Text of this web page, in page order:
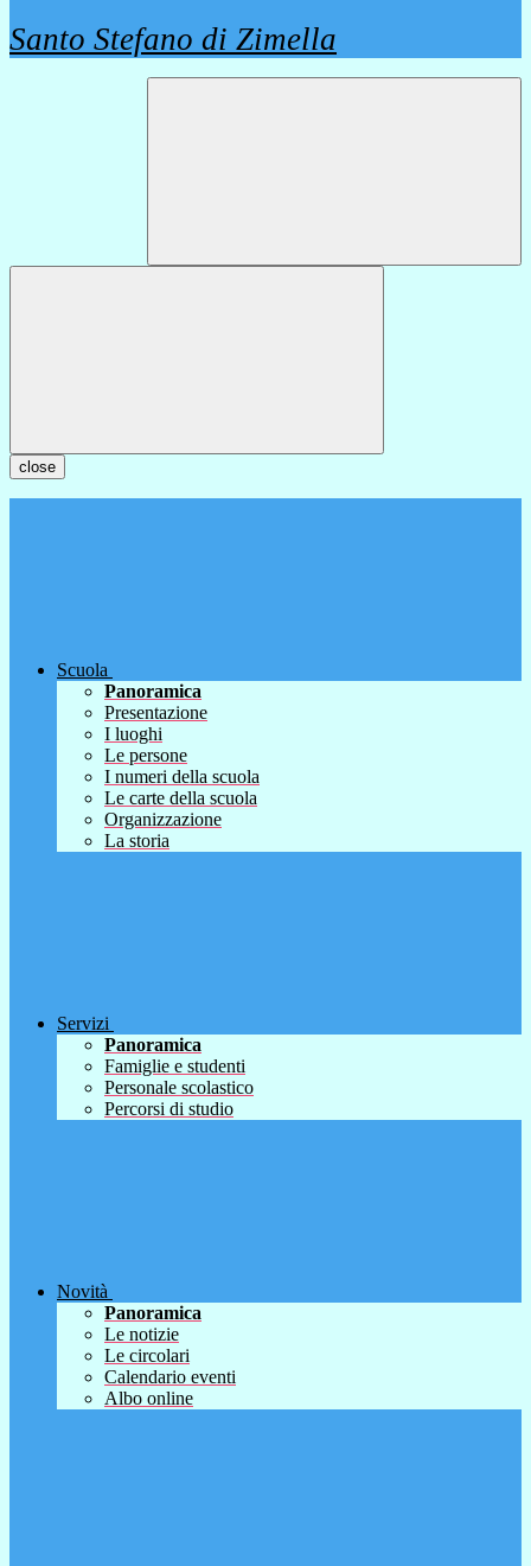
Santo Stefano di Zimella
close
Scuola
Panoramica
Presentazione
I luoghi
Le persone
I numeri della scuola
Le carte della scuola
Organizzazione
La storia
Servizi
Panoramica
Famiglie e studenti
Personale scolastico
Percorsi di studio
Novità
Panoramica
Le notizie
Le circolari
Calendario eventi
Albo online